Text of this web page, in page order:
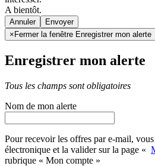
A bientôt.
Annuler
× Fermer la fenêtre Enregistrer mon alerte
Enregistrer mon alerte
Tous les champs sont obligatoires
Nom de mon alerte
Pour recevoir les offres par e-mail,
électronique et la valider sur la page «
rubrique « Mon compte »